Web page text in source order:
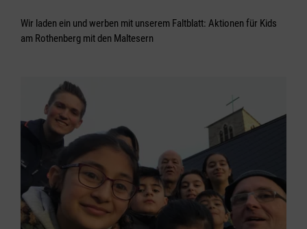
Wir laden ein und werben mit unserem Faltblatt: Aktionen für Kids
am Rothenberg mit den Maltesern